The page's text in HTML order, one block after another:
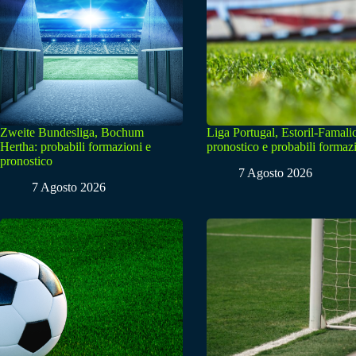
Zweite Bundesliga, Bochum
Hertha: probabili formazioni e
pronostico
7 Agosto 2026
Liga Portugal, Estoril-
pronostico e probabili
7 Agosto 2026